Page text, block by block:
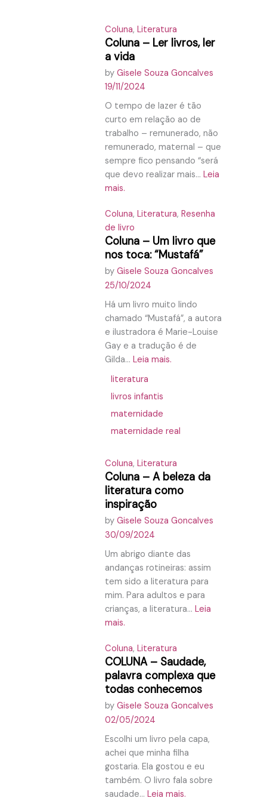
Coluna, Literatura
Coluna – Ler livros, ler
a vida
by Gisele Souza Goncalves
19/11/2024
O tempo de lazer é tão
curto em relação ao de
trabalho – remunerado, não
remunerado, maternal – que
sempre fico pensando “será
que devo realizar mais... Leia
mais.
Coluna, Literatura, Resenha
de livro
Coluna – Um livro que
nos toca: “Mustafá”
by Gisele Souza Goncalves
25/10/2024
Há um livro muito lindo
chamado “Mustafá”, a autora
e ilustradora é Marie-Louise
Gay e a tradução é de
Gilda... Leia mais.
literatura
livros infantis
maternidade
maternidade real
Coluna, Literatura
Coluna – A beleza da
literatura como
inspiração
by Gisele Souza Goncalves
30/09/2024
Um abrigo diante das
andanças rotineiras: assim
tem sido a literatura para
mim. Para adultos e para
crianças, a literatura... Leia
mais.
Coluna, Literatura
COLUNA – Saudade,
palavra complexa que
todas conhecemos
by Gisele Souza Goncalves
02/05/2024
Escolhi um livro pela capa,
achei que minha filha
gostaria. Ela gostou e eu
também. O livro fala sobre
saudade... Leia mais.